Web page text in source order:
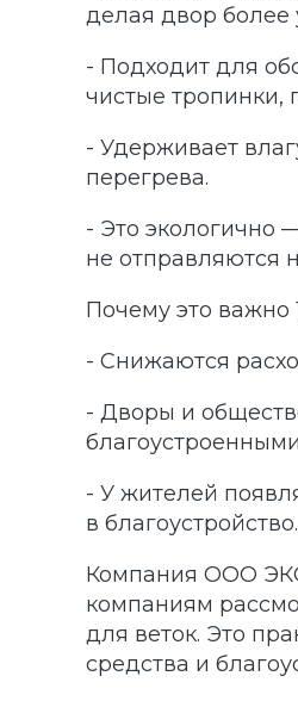
делая двор более
- Подходит для
чистые тропинки,
- Удерживает
перегрева.
- Это экологично
не отправляются
Почему это
- Снижаются
- Дворы и
- У жителей
в благоустройство.
Компания ООО
компаниям
для веток. Это
средства и